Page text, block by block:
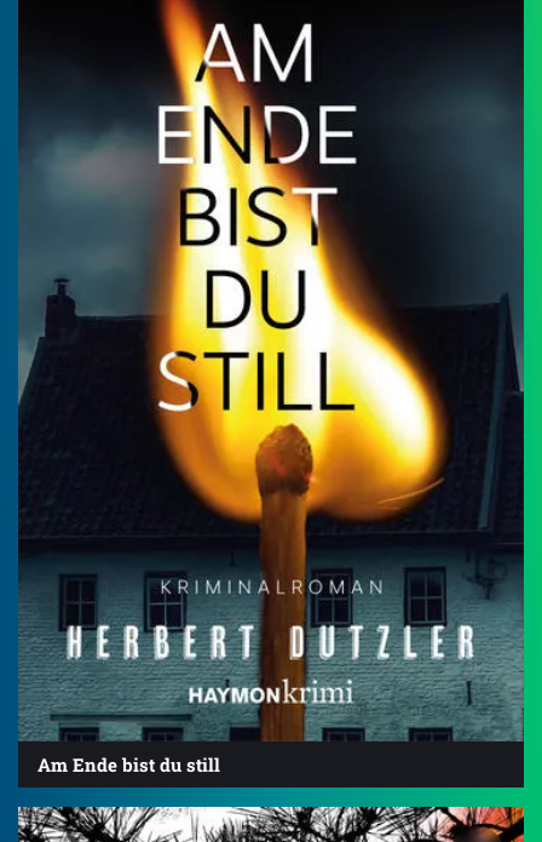
Am Ende bist du still